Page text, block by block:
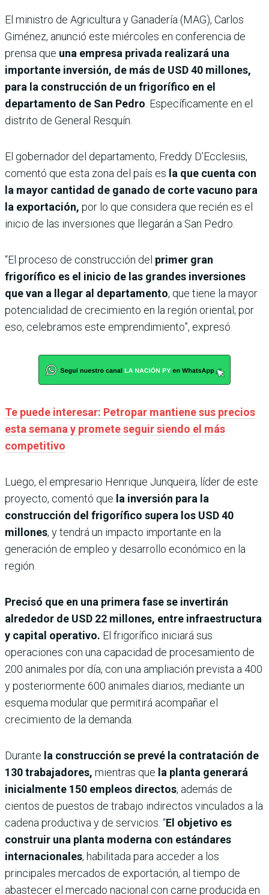
El ministro de Agricultura y Ganadería (MAG), Carlos
Giménez, anunció este miércoles en conferencia de
prensa que una empresa privada realizará una
importante inversión, de más de USD 40 millones,
para la construcción de un frigorífico en el
departamento de San Pedro . Específicamente en el
distrito de General Resquín.
El gobernador del departamento, Freddy D’Ecclesiis,
comentó que esta zona del país es la que cuenta con
la mayor cantidad de ganado de corte vacuno para
la exportación, por lo que considera que recién es el
inicio de las inversiones que llegarán a San Pedro.
“El proceso de construcción del primer gran
frigorífico es el inicio de las grandes inversiones
que van a llegar al departamento, que tiene la mayor
potencialidad de crecimiento en la región oriental; por
eso, celebramos este emprendimiento”, expresó.
Te puede interesar: Petropar mantiene sus precios
esta semana y promete seguir siendo el más
competitivo
Luego, el empresario Henrique Junqueira, líder de este
proyecto, comentó que la inversión para la
construcción del frigorífico supera los USD 40
millones, y tendrá un impacto importante en la
generación de empleo y desarrollo económico en la
región.
Precisó que en una primera fase se invertirán
alrededor de USD 22 millones, entre infraestructura
y capital operativo. El frigorífico iniciará sus
operaciones con una capacidad de procesamiento de
200 animales por día, con una ampliación prevista a 400
y posteriormente 600 animales diarios, mediante un
esquema modular que permitirá acompañar el
crecimiento de la demanda.
Durante la construcción se prevé la contratación de
130 trabajadores, mientras que la planta generará
inicialmente 150 empleos directos, además de
cientos de puestos de trabajo indirectos vinculados a la
cadena productiva y de servicios. “El objetivo es
construir una planta moderna con estándares
internacionales, habilitada para acceder a los
principales mercados de exportación, al tiempo de
abastecer el mercado nacional con carne producida en